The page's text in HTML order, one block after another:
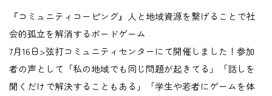
『コミュニティコーピング』人と地域資源を繋げることで社
会的孤立を解消するボードゲーム
7月16日>弦打コミュニティセンターにて開催しました！参加
者の声として「私の地域でも同じ問題が起きてる」「話しを
聞くだけで解決することもある」「学生や若者にゲームを体